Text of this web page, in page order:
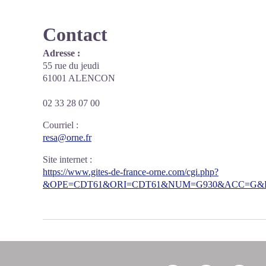
Contact
Adresse :
55 rue du jeudi
61001 ALENCON
02 33 28 07 00
Courriel :
resa@orne.fr
Site internet :
https://www.gites-de-france-orne.com/cgi.php?